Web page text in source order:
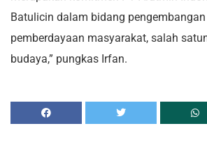
Batulicin dalam bidang
pemberdayaan masyarakat, salah
budaya,” pungkas Irfan.